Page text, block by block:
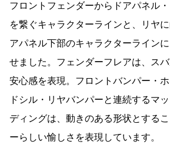
フロントフェンダーからドアパネル
を繋ぐキャラクターラインと、リヤ
アパネル下部のキャラクターライン
せました。フェンダーフレアは、ス
安心感を表現。フロントバンパー・
ドシル・リヤバンパーと連続するマ
ディングは、動きのある形状とする
ーらしい愉しさを表現しています。